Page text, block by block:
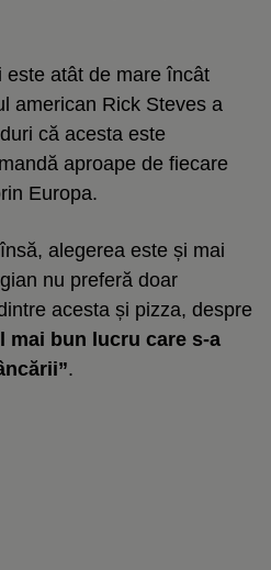
este atât de mare încât
american Rick Steves a
că acesta este
aproape de fiecare
Europa.
alegerea este și mai
nu preferă doar
acesta și pizza, despre
mai bun lucru care s-a
.